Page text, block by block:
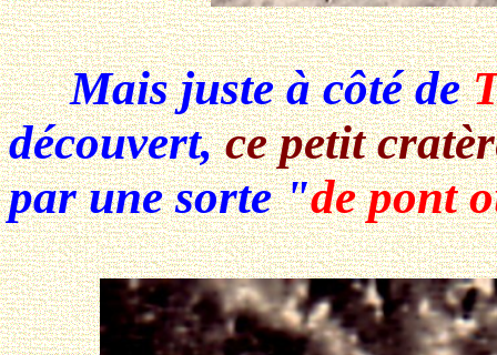
Mais juste à côté de
découvert,ce petit
par une sorte"de pont